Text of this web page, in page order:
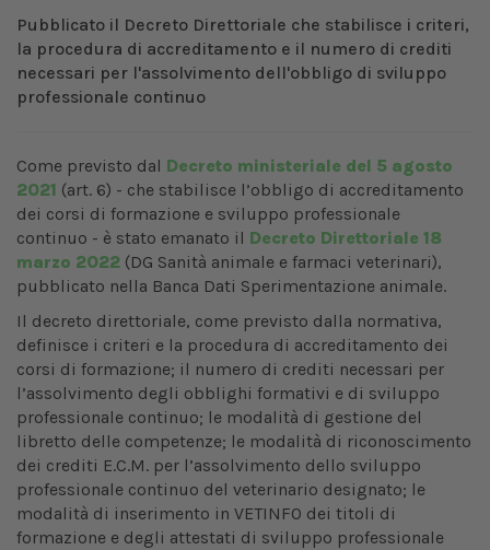
Pubblicato il Decreto Direttoriale che stabilisce i criteri,
la procedura di accreditamento e il numero di crediti
necessari per l'assolvimento dell'obbligo di sviluppo
professionale continuo
Come previsto dal Decreto ministeriale del 5 agosto
2021 (art. 6) - che stabilisce l’obbligo di accreditamento
dei corsi di formazione e sviluppo professionale
continuo - è stato emanato il Decreto Direttoriale 18
marzo 2022 (DG Sanità animale e farmaci veterinari),
pubblicato nella Banca Dati Sperimentazione animale.
Il decreto direttoriale, come previsto dalla normativa,
definisce i criteri e la procedura di accreditamento dei
corsi di formazione; il numero di crediti necessari per
l’assolvimento degli obblighi formativi e di sviluppo
professionale continuo; le modalità di gestione del
libretto delle competenze; le modalità di riconoscimento
dei crediti E.C.M. per l’assolvimento dello sviluppo
professionale continuo del veterinario designato; le
modalità di inserimento in VETINFO dei titoli di
formazione e degli attestati di sviluppo professionale